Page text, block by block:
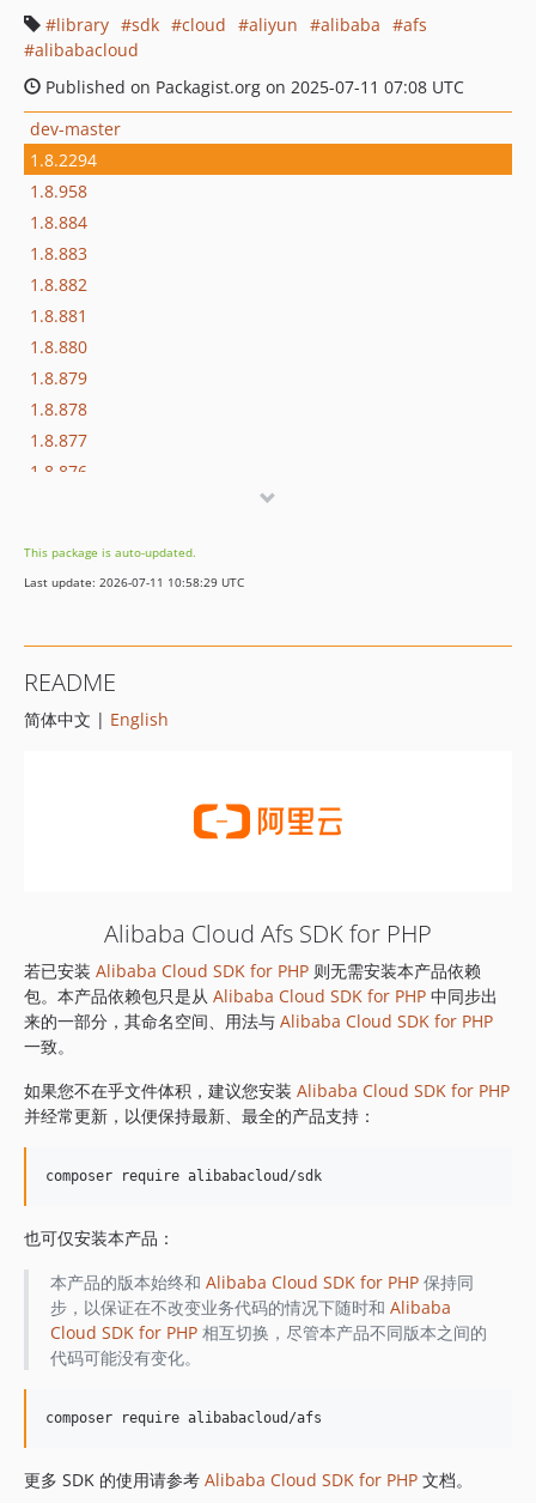
library
sdk cloud aliyun alibaba
afs
alibabacloud
Published on Packagist.org on 2025-07-11 07:08 UTC
dev-master
1.8.2294
1.8.958
1.8.884
1.8.883
1.8.882
1.8.881
1.8.880
1.8.879
1.8.878
1.8.877
1.8.876
1.8.873
1.8.872
1.8.851
1.8.850
1.8.842
1.8.841
1.8.839
1.8.838
1.8.837
1.8.836
1.8.834
1.8.832
1.8.830
1.8.828
1.8.826
1.8.825
1.8.822
This package is auto-updated.
Last update: 2026-07-11 10:58:29 UTC
README
简体中文 | English
Alibaba Cloud Afs SDK for PHP
若已安装 Alibaba Cloud SDK for PHP 则无需安装本产品依赖
包。本产品依赖包只是从 Alibaba Cloud SDK for PHP 中同步出
来的一部分，其命名空间、用法与 Alibaba Cloud SDK for PHP
一致。
如果您不在乎文件体积，建议您安装 Alibaba Cloud SDK for PHP
并经常更新，以便保持最新、最全的产品支持：
也可仅安装本产品：
本产品的版本始终和 Alibaba Cloud SDK for PHP保持同
步，以保证在不改变业务代码的情况下随时和 Alibaba
Cloud SDK for PHP相互切换，尽管本产品不同版本之间的
代码可能没有变化。
更多 SDK 的使用请参考 Alibaba Cloud SDK for PHP 文档。